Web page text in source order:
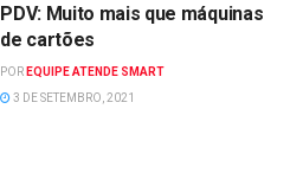
PDV: Muito mais que máquinas
de cartões
POR EQUIPE ATENDE SMART
3 DE SETEMBRO, 2021